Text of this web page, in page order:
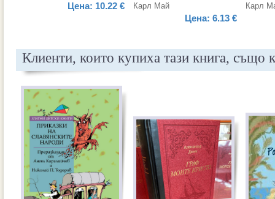
Цена: 10.22 €
Карл Май
Цена: 6.13 €
Карл
Клиенти, които купиха тази книга, също